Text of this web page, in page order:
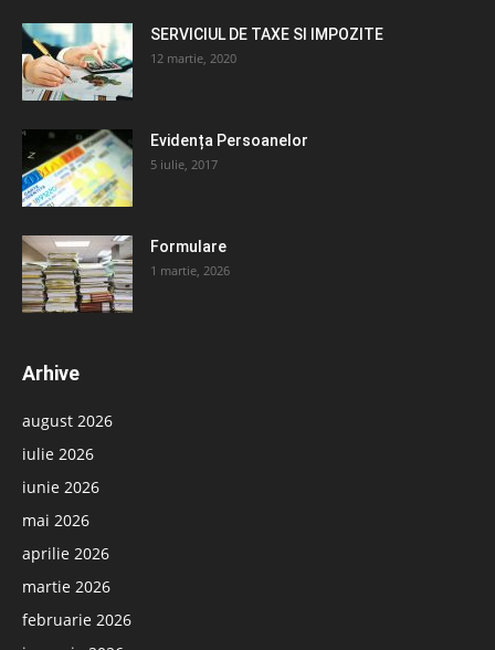
SERVICIUL DE TAXE SI IMPOZITE
12 martie, 2020
Evidența Persoanelor
5 iulie, 2017
Formulare
1 martie, 2026
Arhive
august 2026
iulie 2026
iunie 2026
mai 2026
aprilie 2026
martie 2026
februarie 2026